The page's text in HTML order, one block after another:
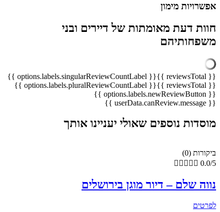
אפשרויות מימון
חוות דעת מאומתות של דיירים ובני
משפחותיהם
{{ reviewsTotal }}
{{ options.labels.singularReviewCountLabel }}
{{ reviewsTotal }}
{{ options.labels.pluralReviewCountLabel }}
{{ options.labels.newReviewButton }}
{{ userData.canReview.message }}
מוסדות נוספים שאולי יעניינו אותך
ביקורות (0)
     0.0/5
נווה שלם – דיור מוגן בירושלים
לפרטים